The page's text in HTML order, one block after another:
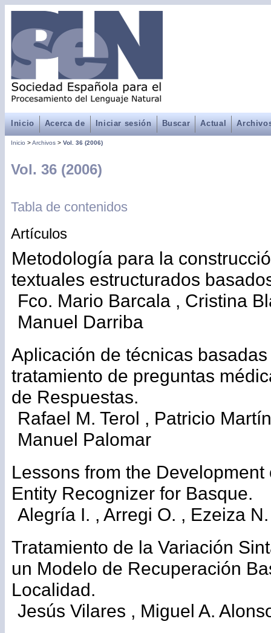
Inicio Acerca de Iniciar sesión Buscar Actual
Inicio >Archivos > Vol. 36 (2006)
Vol. 36 (2006)
Tabla de contenidos
Artículos
Metodología para la
textuales estructurados
Fco. Mario Barcala , Cristina
Manuel Darriba
Aplicación de técnicas
tratamiento de preguntas
de Respuestas.
Rafael M. Terol , Patricio
Manuel Palomar
Lessons from the Development
Entity Recognizer for Basque.
Alegría I. , Arregi O. , Ezeiza
Tratamiento de la Variación
un Modelo de Recuperación
Localidad.
Jesús Vilares , Miguel A.